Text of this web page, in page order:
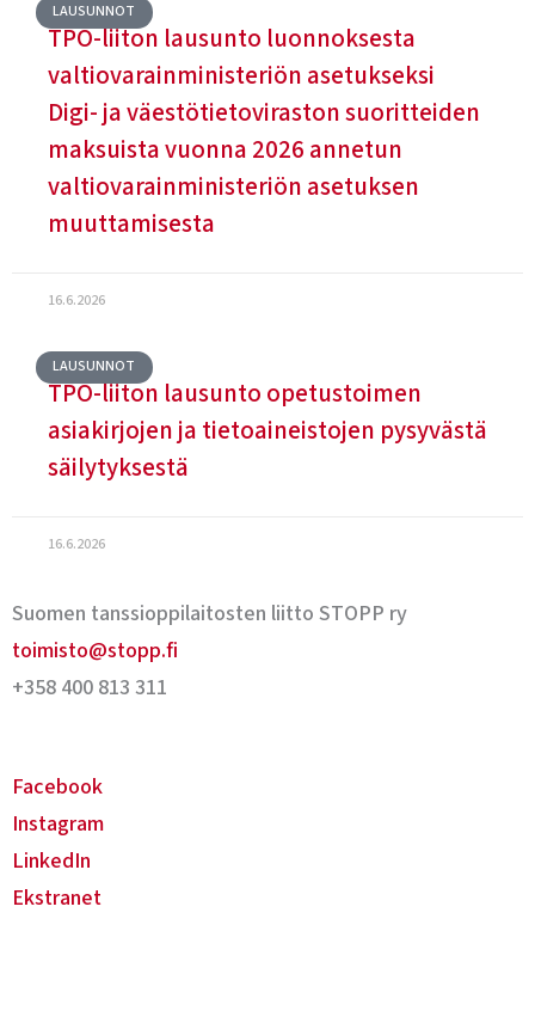
LAUSUNNOT
TPO-liiton lausunto luonnoksesta
valtiovarainministeriön asetukseksi
Digi- ja väestötietoviraston suoritteiden
maksuista vuonna 2026 annetun
valtiovarainministeriön asetuksen
muuttamisesta
16.6.2026
LAUSUNNOT
TPO-liiton lausunto opetustoimen
asiakirjojen ja tietoaineistojen pysyvästä
säilytyksestä
16.6.2026
Suomen tanssioppilaitosten liitto STOPP ry
toimisto@stopp.fi
+358 400 813 311
Facebook
Instagram
LinkedIn
Ekstranet